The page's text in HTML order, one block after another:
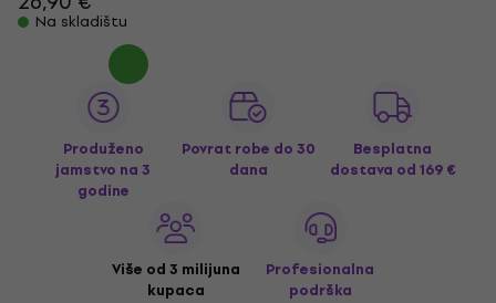
Na skladištu
Produženo
jamstvo na 3
godine
Povrat robe do 30
dana
Besplatna
dostava od 169 €
Više od 3 milijuna
kupaca
Profesionalna
podrška